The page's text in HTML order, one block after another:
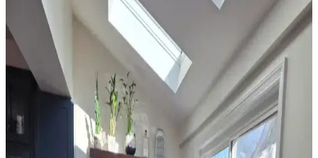
Yatak Odası Perde Seçimi ve Asma Teknikleri:
Estetik ve Fonksiyonel Yaklaşımlar
Yatak odası perdelerinde doğru seçim ve asma teknikleri, mekanın
estetiğini ve enerji verimliliğini artırır. Pelmet kullanımı ve uygun
perde çubuğu destekleriyle konfor sağlanır.
Sherwin Williams Cream & Sugar Duvar Rengine
Uyumlu Perde Seçimi ve Ton Çakışması Önleme
Yöntemleri